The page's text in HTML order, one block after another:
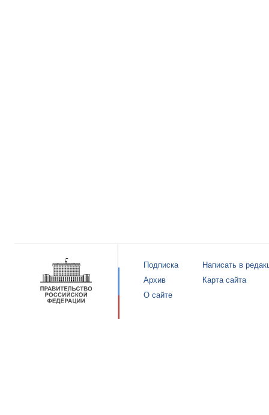
Подписка
Архив
О сайте
Написать в
Карта сайта